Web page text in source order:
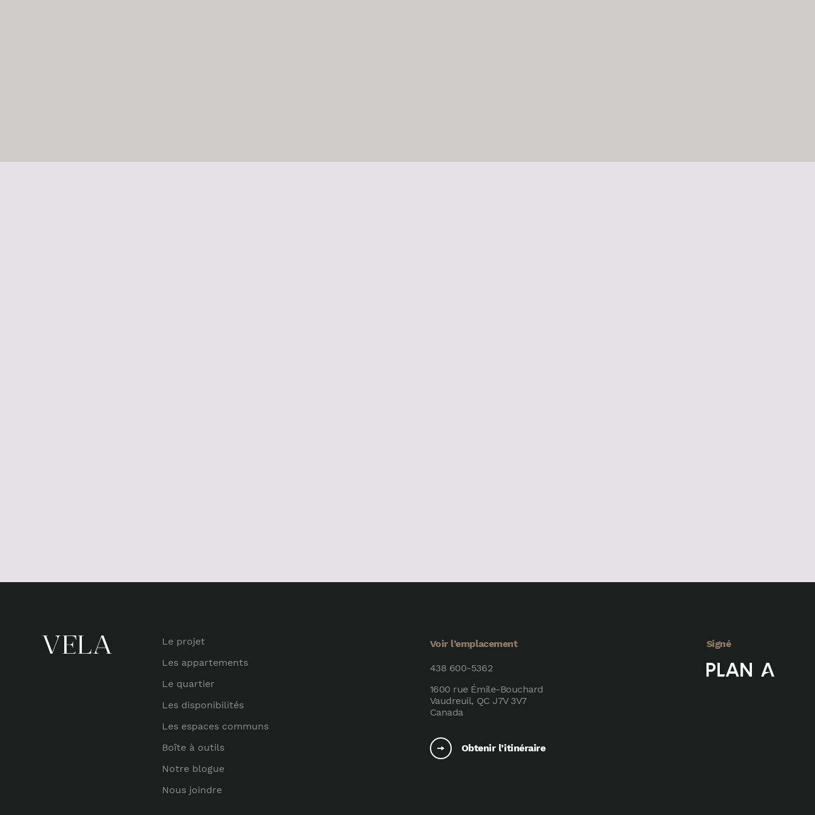
Le projet
Les appartements
Le quartier
Les disponibilités
Les espaces communs
Boîte à outils
Notre blogue
Nous joindre
Voir l’emplacement
438 600-5362
1600 rue Émile-Bouchard
Vaudreuil, QC J7V 3V7
Canada
Obtenir l’itinéraire
Signé